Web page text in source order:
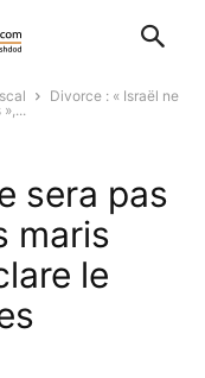
Divorce : « Israël ne
sera pas
maris
le